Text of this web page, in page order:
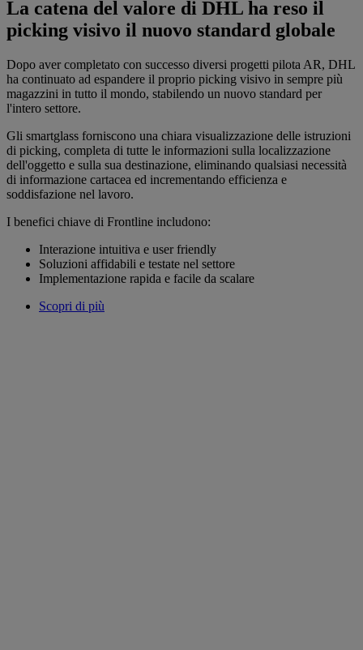
La catena del valore di DHL ha reso il
picking visivo il nuovo standard globale
Dopo aver completato con successo diversi progetti pilota AR, DHL
ha continuato ad espandere il proprio picking visivo in sempre più
magazzini in tutto il mondo, stabilendo un nuovo standard per
l'intero settore.
Gli smartglass forniscono una chiara visualizzazione delle istruzioni
di picking, completa di tutte le informazioni sulla localizzazione
dell'oggetto e sulla sua destinazione, eliminando qualsiasi necessità
di informazione cartacea ed incrementando efficienza e
soddisfazione nel lavoro.
I benefici chiave di Frontline includono:
Interazione intuitiva e user friendly
Soluzioni affidabili e testate nel settore
Implementazione rapida e facile da scalare
Scopri di più